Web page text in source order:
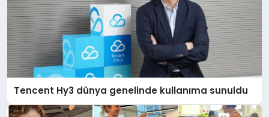
Tencent Hy3 dünya genelinde kullanıma sunuldu